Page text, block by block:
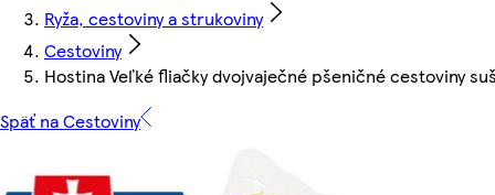
Ryža, cestoviny a strukoviny
Cestoviny
Hostina Veľké fliačky dvojvaječné pšeničné cestoviny
Späť na Cestoviny